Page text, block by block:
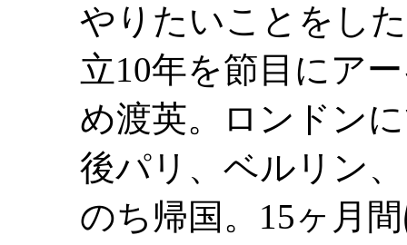
やりたいことをし
立10年を節目にア
め渡英。ロンドン
後パリ、ベルリン
のち帰国。15ヶ月